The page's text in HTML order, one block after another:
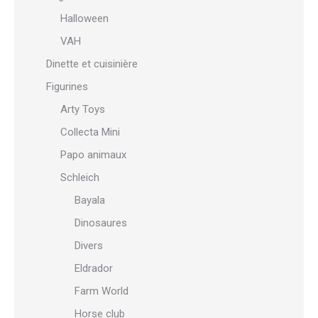
Halloween
VAH
Dinette et cuisinière
Figurines
Arty Toys
Collecta Mini
Papo animaux
Schleich
Bayala
Dinosaures
Divers
Eldrador
Farm World
Horse club